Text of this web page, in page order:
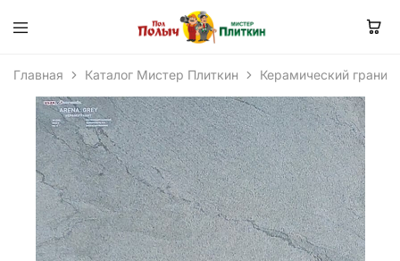
Главная Каталог Мистер Плиткин Керамический гранит